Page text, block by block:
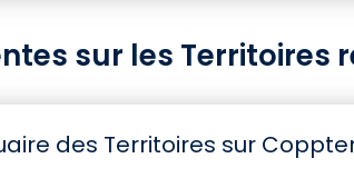
sur les Territoires
des Territoires sur